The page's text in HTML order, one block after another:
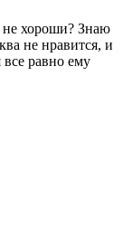
хороши? Знаю
не нравится, и
равно ему